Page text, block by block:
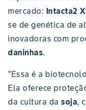
mercado: Intacta2
se de genética de
inovadoras com
daninhas.
"Essa é a
Ela oferece
da cultura da soja,